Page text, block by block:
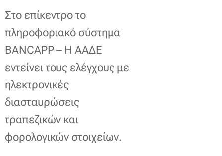
Στο επίκεντρο το
πληροφοριακό σύστημα
BANCAPP – Η ΑΑΔΕ
εντείνει τους ελέγχους με
ηλεκτρονικές
διασταυρώσεις
τραπεζικών και
φορολογικών στοιχείων.